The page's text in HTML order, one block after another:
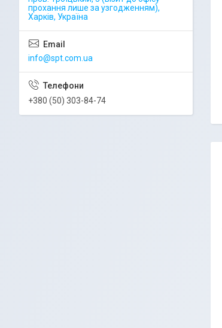
прохання лише за узгодженням),
Харків, Україна
info@spt.com.ua
+380 (50) 303-84-74